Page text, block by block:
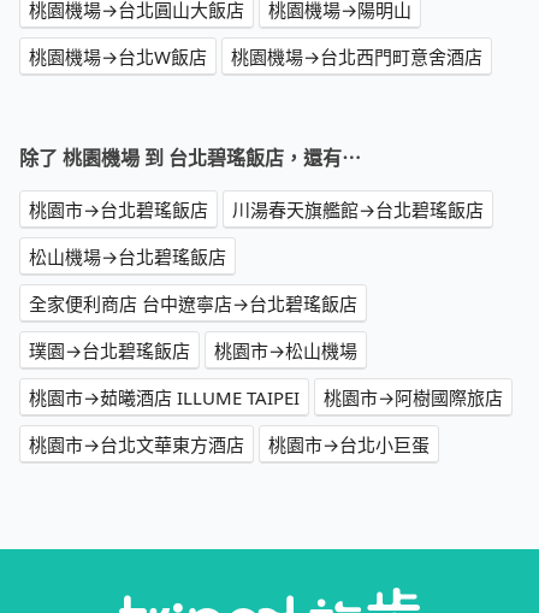
桃園機場→台北圓山大飯店
桃園機場→陽明山
桃園機場→台北W飯店
桃園機場→台北西門町意舍酒店
除了 桃園機場 到 台北碧瑤飯店，還有⋯
桃園市→台北碧瑤飯店
川湯春天旗艦館→台北碧瑤飯店
松山機場→台北碧瑤飯店
全家便利商店 台中遼寧店→台北碧瑤飯店
璞園→台北碧瑤飯店
桃園市→松山機場
桃園市→茹曦酒店 ILLUME TAIPEI
桃園市→阿樹國際旅店
桃園市→台北文華東方酒店
桃園市→台北小巨蛋